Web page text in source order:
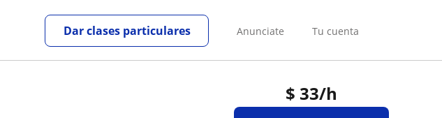
Anunciate Tu cuenta
Dar clases particulares
$ 33/h